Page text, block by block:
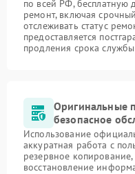
по всей РФ, бесплатную
ремонт, включая
отслеживать статус
предоставляется
продления срока
Оригинальные
безопасное
Использование
аккуратная работа с
резервное
восстановление